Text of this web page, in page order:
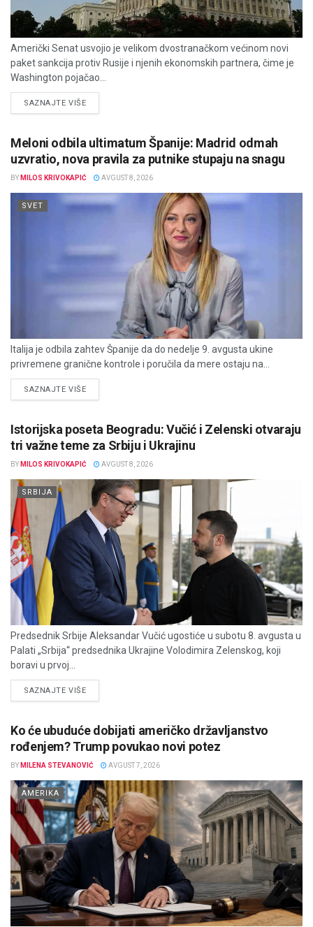
Američki Senat usvojio je velikom dvostranačkom većinom novi
paket sankcija protiv Rusije i njenih ekonomskih partnera, čime je
Washington pojačao...
SAZNAJTE VIŠEDETAILS
Meloni odbila ultimatum Španije: Madrid odmah
uzvratio, nova pravila za putnike stupaju na snagu
BY MILOS KRIVOKAPIĆ AVGUST 8, 2026
SVET
Italija je odbila zahtev Španije da do nedelje 9. avgusta ukine
privremene granične kontrole i poručila da mere ostaju na...
SAZNAJTE VIŠEDETAILS
Istorijska poseta Beogradu: Vučić i Zelenski otvaraju
tri važne teme za Srbiju i Ukrajinu
BY MILOS KRIVOKAPIĆ AVGUST 8, 2026
SRBIJA
Predsednik Srbije Aleksandar Vučić ugostiće u subotu 8. avgusta u
Palati „Srbija“ predsednika Ukrajine Volodimira Zelenskog, koji
boravi u prvoj...
SAZNAJTE VIŠEDETAILS
Ko će ubuduće dobijati američko državljanstvo
rođenjem? Trump povukao novi potez
BY MILENA STEVANOVIĆ AVGUST 7, 2026
AMERIKA